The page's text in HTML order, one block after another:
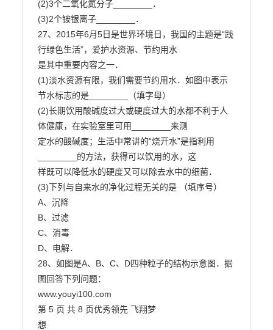
(2)3个二氧化氮分子________．
(3)2个铵银离子________．
27、2015年6月5日是世界环境日，我国的主题是“践
行绿色生活”，爱护水资源、节约用水
是其中重要内容之一．
(1)淡水资源有限，我们需要节约用水．如图中表示
节水标志的是________（填字母）
(2)长期饮用酸碱度过大或硬度过大的水都不利于人
体健康，在实验室里可用________来测
定水的酸碱度；生活中常讲的“烧开水”是指利用
________的方法，获得可以饮用的水，这
样既可以降低水的硬度又可以除去水中的细菌．
(3)下列与自来水的净化过程无关的是 （填序号）
A、沉降
B、过滤
C、消毒
D、电解．
28、如图是A、B、C、D四种粒子的结构示意图．据
图回答下列问题：
www.youyi100.com
第 5 页 共 8 页优秀领先 飞翔梦
想